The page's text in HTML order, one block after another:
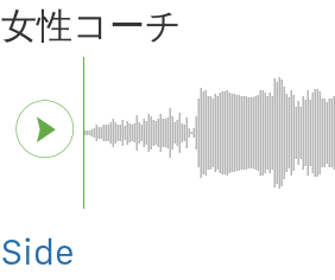
女性コーチ
Side